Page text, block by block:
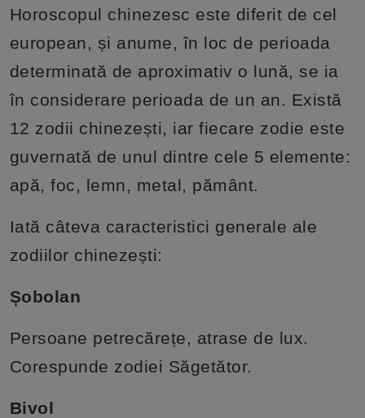
Horoscopul chinezesc este diferit de cel
european, și anume, în loc de perioada
determinată de aproximativ o lună, se ia
în considerare perioada de un an. Există
12 zodii chinezești, iar fiecare zodie este
guvernată de unul dintre cele 5 elemente:
apă, foc, lemn, metal, pământ.
Iată câteva caracteristici generale ale
zodiilor chinezești:
Șobolan
Persoane petrecărețe, atrase de lux.
Corespunde zodiei Săgetător.
Bivol